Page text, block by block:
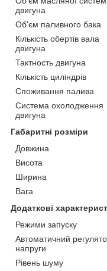
двигуна
Об'єм паливного бака
Кількість обертів вала
двигуна
Тактность двигуна
Кількість циліндрів
Споживання палива
Система охолодження
двигуна
Габаритні розміри
Довжина
Висота
Ширина
Вага
Додаткові
Режими запуску
Автоматичний
напруги
Рівень шуму